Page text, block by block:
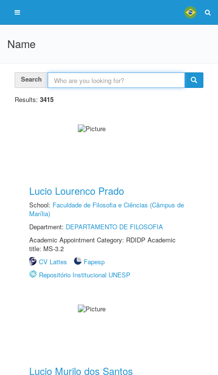
Name
Search
Results: 3415
Lucio Lourenco Prado
School: Faculdade de Filosofia e Ciências (Câmpus de
Marília)
Department: DEPARTAMENTO DE FILOSOFIA
Academic Appointment Category: RDIDP Academic
title: MS-3.2
CV Lattes
Fapesp
Repositório Institucional UNESP
Lucio Murilo dos Santos